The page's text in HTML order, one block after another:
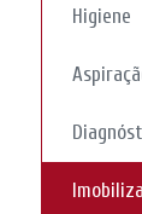
Higiene